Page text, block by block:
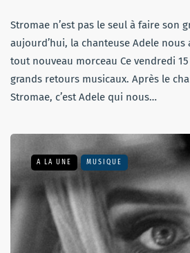
Stromae n’est pas le seul à faire son
aujourd’hui, la chanteuse Adele
tout nouveau morceau Ce vendredi
grands retours musicaux. Après le
Stromae, c’est Adele qui nous…
A LA UNE MUSIQUE